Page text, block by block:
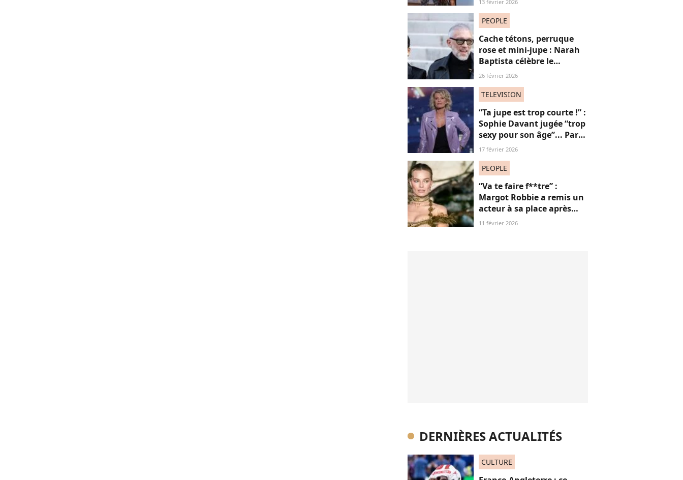
13 février 2026
PEOPLE
Cache tétons, perruque
rose et mini-jupe : Narah
Baptista célèbre le
carnaval de Rio avec son
de 30 ans son aîné
26 février 2026
TELEVISION
“Ta jupe est trop courte !” :
Sophie Davant jugée “trop
sexy pour son âge”... Par
des femmes (adieu la
17 février 2026
PEOPLE
“Va te faire f**tre” :
Margot Robbie a remis un
acteur à sa place après
qu’il lui a conseillé de
11 février 2026
DERNIÈRES ACTUALITÉS
CULTURE